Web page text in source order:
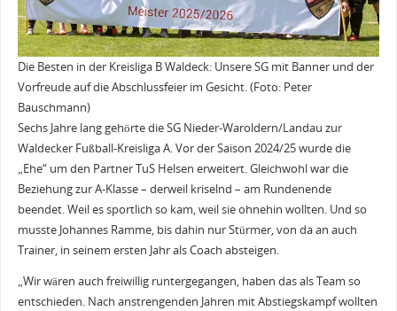
Die Besten in der Kreisliga B Waldeck: Unsere SG mit Banner und der
Vorfreude auf die Abschlussfeier im Gesicht. (Foto: Peter
Bauschmann)
Sechs Jahre lang gehörte die SG Nieder-Waroldern/Landau zur
Waldecker Fußball-Kreisliga A. Vor der Saison 2024/25 wurde die
„Ehe“ um den Partner TuS Helsen erweitert. Gleichwohl war die
Beziehung zur A-Klasse – derweil kriselnd – am Rundenende
beendet. Weil es sportlich so kam, weil sie ohnehin wollten. Und so
musste Johannes Ramme, bis dahin nur Stürmer, von da an auch
Trainer, in seinem ersten Jahr als Coach absteigen.
„Wir wären auch freiwillig runtergegangen, haben das als Team so
entschieden. Nach anstrengenden Jahren mit Abstiegskampf wollten